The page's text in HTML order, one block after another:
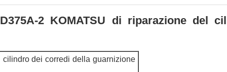
2 KOMATSU di riparazione del
dei corredi della guarnizione